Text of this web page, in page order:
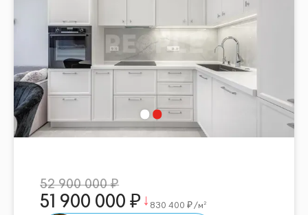
52 900 000
51 900 000 830 400 /м²